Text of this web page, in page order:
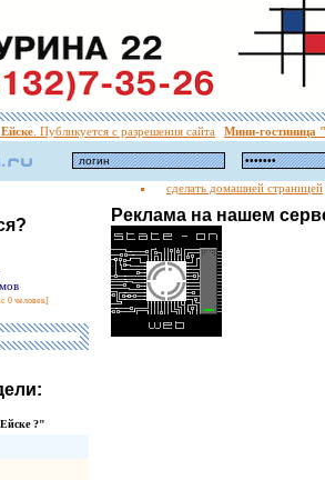
. Публикуется с разрешения сайта Мини-гостиница
сделать домашней страницей
0 человек]
?"
Реклама на нашем